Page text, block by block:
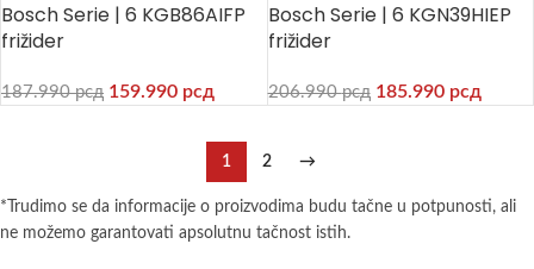
Bosch Serie | 6 KGB86AIFP
frižider
187.990рсд 159.990 рсд
Bosch Serie | 6 KGN39HIEP
frižider
206.990рсд 185.990 рсд
1 2 →
*Trudimo se da informacije o proizvodima budu tačne u potpunosti, ali
ne možemo garantovati apsolutnu tačnost istih.